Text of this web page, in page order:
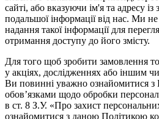
сайті, або вказуючи ім'я та адресу
подальшої інформації від нас. Ми
надання такої інформації для
отримання доступу до його змісту.
Для того щоб зробити замовлення
у акціях, дослідженнях або іншим
Ви повинні уважно ознайомитися
обов’язками щодо обробки
в ст. 8 З.У. «Про захист
ознайомитися з даною Політикою